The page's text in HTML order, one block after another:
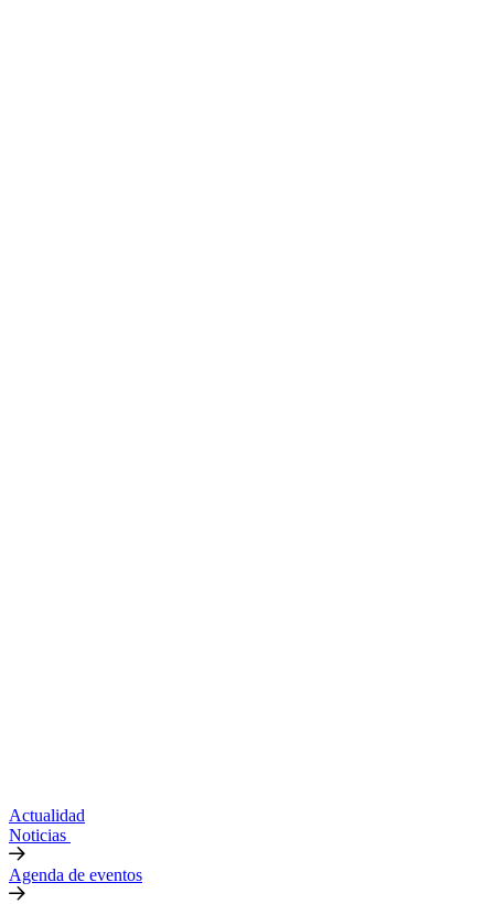
Actualidad
Noticias
Agenda de eventos